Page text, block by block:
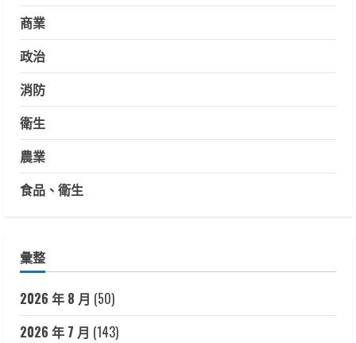
商業
政治
消防
衛生
農業
食品、衛生
彙整
2026 年 8 月 (50)
2026 年 7 月 (143)